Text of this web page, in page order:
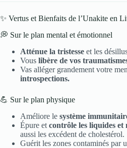
✨ Vertus et Bienfaits de l’Unakite en
💭 Sur le plan mental et émotionnel
Atténue la tristesse et les
Vous libère de vos
Vas alléger grandement votre
introspections.
💪 Sur le plan physique
Améliore le système
Épure et contrôle les liquides et
aussi les excédent de cholestérol.
Guérit les zones contaminés par